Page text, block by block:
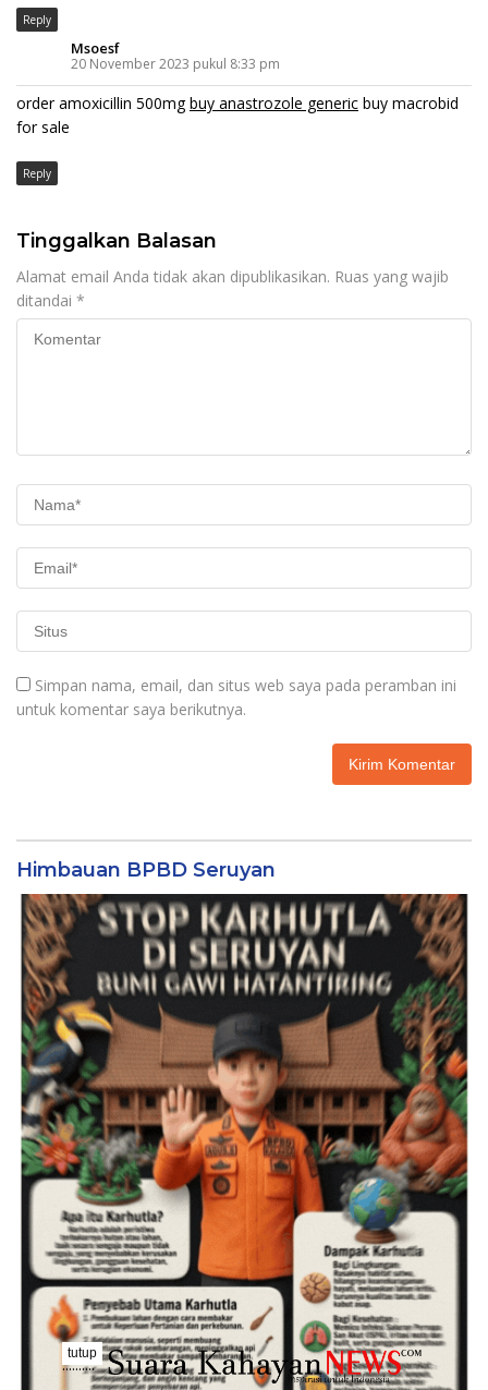
Reply
Msoesf
20 November 2023 pukul 8:33 pm
order amoxicillin 500mgbuy anastrozole generic buy macrobid
for sale
Reply
Tinggalkan Balasan
Alamat email Anda tidak akan dipublikasikan. Ruas yang wajib
ditandai *
Simpan nama, email, dan situs web saya pada peramban ini
untuk komentar saya berikutnya.
Himbauan BPBD Seruyan
tutup
..........